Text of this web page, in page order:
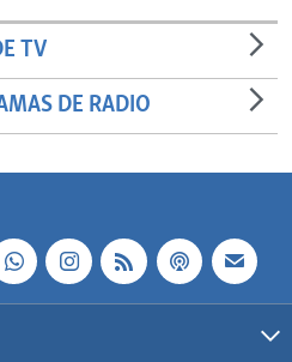
TV
DE RADIO